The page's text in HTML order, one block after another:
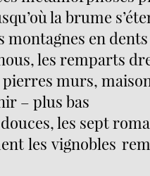
la brume
montagnes en
les remparts
pierres murs,
– plus bas
les sept
les vignobles